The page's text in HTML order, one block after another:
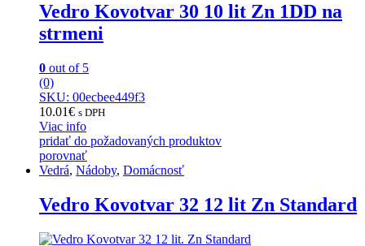
Vedro Kovotvar 30 10 lit Zn 1DD na
strmeni
0 out of 5
(0)
SKU: 00ecbee449f3
10.01€ s DPH
Viac info
pridať do požadovaných produktov
porovnať
Vedrá, Nádoby, Domácnosť
Vedro Kovotvar 32 12 lit Zn Standard